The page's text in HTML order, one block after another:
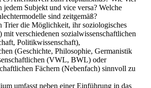
jedem Subjekt und vice versa? Welche
sind zeitgemäß?
Trier die Möglichkeit, ihr soziologisches
mit verschiedenen sozialwissenschaftlichen
Politikwissenschaft),
(Geschichte, Philosophie, Germanistik
(VWL, BWL) oder
Fächern (Nebenfach) sinnvoll zu
umfasst neben einer Einführung in das